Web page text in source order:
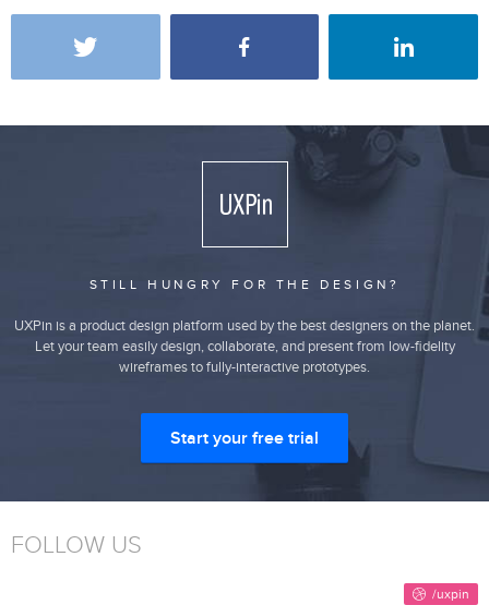
STILL HUNGRY FOR THE DESIGN?
UXPin is a product design platform used by the best designers on the planet.
Let your team easily design, collaborate, and present from low-fidelity
wireframes to fully-interactive prototypes.
Start your free trial
FOLLOW US